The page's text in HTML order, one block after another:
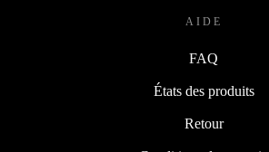
AIDE
FAQ
États des produits
Retour